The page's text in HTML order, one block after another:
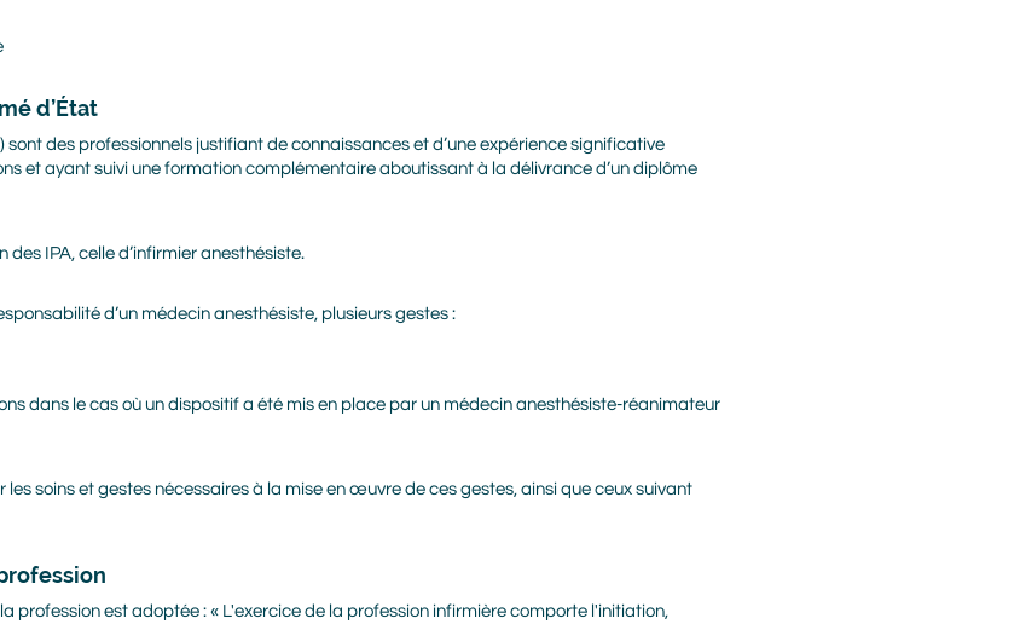
d’État
sont des professionnels justifiant de connaissances et d’une expérience significative
et ayant suivi une formation complémentaire aboutissant à la délivrance d’un diplôme
des IPA, celle d’infirmier anesthésiste.
d’un médecin anesthésiste, plusieurs gestes :
dans le cas où un dispositif a été mis en place par un médecin anesthésiste-réanimateur
les soins et gestes nécessaires à la mise en œuvre de ces gestes, ainsi que ceux suivant
profession est adoptée : « L'exercice de la profession infirmière comporte l'initiation,